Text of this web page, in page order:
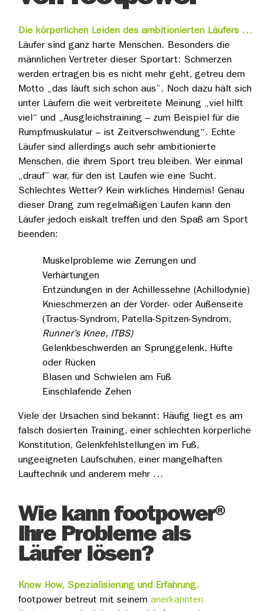
Die körperlichen Leiden des ambitionierten Läufers …
Läufer sind ganz harte Menschen. Besonders die
männlichen Vertreter dieser Sportart: Schmerzen
werden ertragen bis es nicht mehr geht, getreu dem
Motto „das läuft sich schon aus”. Noch dazu hält sich
unter Läufern die weit verbreitete Meinung „viel hilft
viel“ und „Ausgleichstraining – zum Beispiel für die
Rumpfmuskulatur – ist Zeitverschwendung“. Echte
Läufer sind allerdings auch sehr ambitionierte
Menschen, die ihrem Sport treu bleiben. Wer einmal
„drauf” war, für den ist Laufen wie eine Sucht.
Schlechtes Wetter? Kein wirkliches Hindernis! Genau
dieser Drang zum regelmäßigen Laufen kann den
Läufer jedoch eiskalt treffen und den Spaß am Sport
beenden:
Muskelprobleme wie Zerrungen und
Verhärtungen
Entzündungen in der Achillessehne (Achillodynie)
Knieschmerzen an der Vorder- oder Außenseite
(Tractus-Syndrom, Patella-Spitzen-Syndrom,
Runner’s Knee, ITBS)
Gelenkbeschwerden an Sprunggelenk, Hüfte
oder Rücken
Blasen und Schwielen am Fuß
Einschlafende Zehen
Viele der Ursachen sind bekannt: Häufig liegt es am
falsch dosierten Training, einer schlechten körperliche
Konstitution, Gelenkfehlstellungen im Fuß,
ungeeigneten Laufschuhen, einer mangelhaften
Lauftechnik und anderem mehr …
Wie kann footpower®
Ihre Probleme als
Läufer lösen?
Know How, Spezialisierung und Erfahrung.
footpower betreut mit seinem anerkannten